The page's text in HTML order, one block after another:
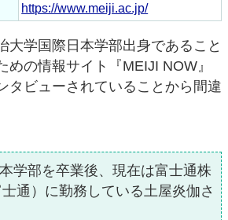
https://www.meiji.ac.jp/
大学国際日本学部出身であること
めの情報サイト『MEIJI NOW』
タビューされていることから間違
学部を卒業後、現在は富士通株
通）に勤務している土屋炎伽さ